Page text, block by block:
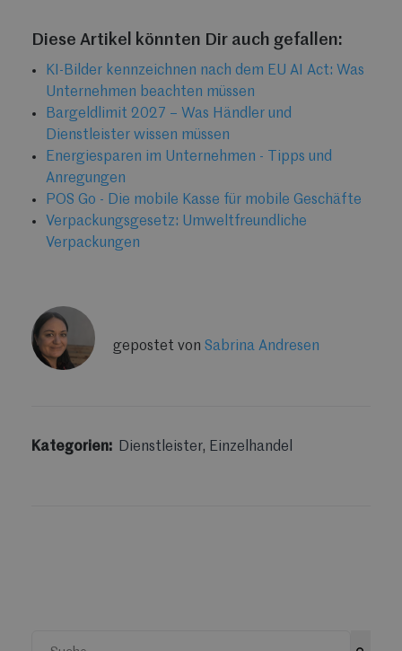
Diese Artikel könnten Dir auch gefallen:
KI-Bilder kennzeichnen nach dem EU AI Act: Was
Unternehmen beachten müssen
Bargeldlimit 2027 – Was Händler und
Dienstleister wissen müssen
Energiesparen im Unternehmen - Tipps und
Anregungen
POS Go - Die mobile Kasse für mobile Geschäfte
Verpackungsgesetz: Umweltfreundliche
Verpackungen
gepostet von Sabrina Andresen
Kategorien: Dienstleister, Einzelhandel